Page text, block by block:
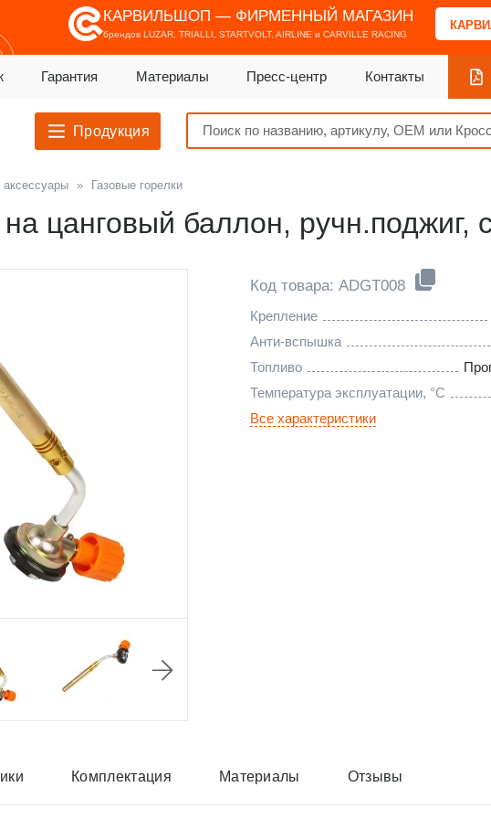
КАРВИЛЬШОП — ФИРМЕННЫЙ МАГАЗИН
брендов LUZAR, TRIALLI, STARTVOLT, AIRLINE и CARVILLE RACING
Гарантия Материалы Пресс-центр Контакты
Продукция
» Газовые горелки
на цанговый баллон,
Код товара: ADGT008
Крепление
Анти-вспышка
Топливо
Температура эксплуатации, °С
Все характеристики
Комплектация Материалы Отзывы